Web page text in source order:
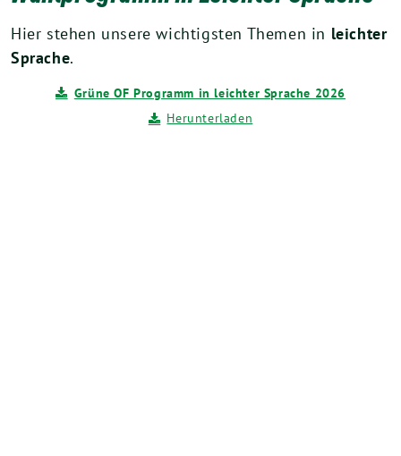
Hier stehen unsere wichtigsten Themen in leichter
Sprache.
Grüne OF Programm in leichter Sprache 2026
Herunterladen